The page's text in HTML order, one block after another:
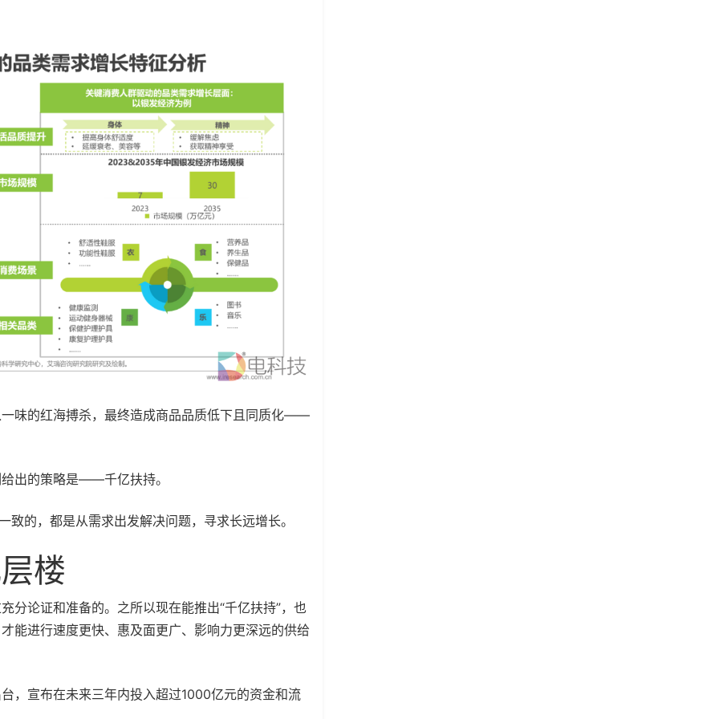
味的红海搏杀，最终造成商品品质低下且同质化——
出的策略是——千亿扶持。
致的，都是从需求出发解决问题，寻求长远增长。
楼
分论证和准备的。之所以现在能推出“千亿扶持”，也
能进行速度更快、惠及面更广、影响力更深远的供给
，宣布在未来三年内投入超过1000亿元的资金和流